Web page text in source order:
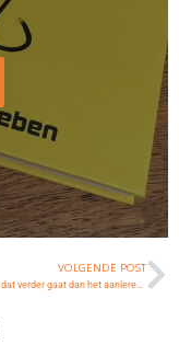
VOLGENDE POST
Over onderwijs dat verder gaat dan het aanleren van kennis